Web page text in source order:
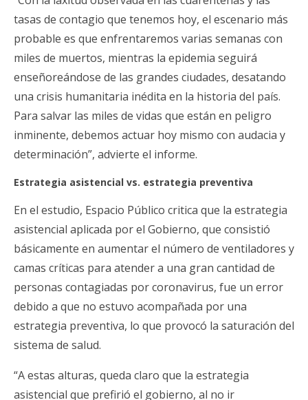
tasas de contagio que tenemos hoy, el escenario más
probable es que enfrentaremos varias semanas con
miles de muertos, mientras la epidemia seguirá
enseñoreándose de las grandes ciudades, desatando
una crisis humanitaria inédita en la historia del país.
Para salvar las miles de vidas que están en peligro
inminente, debemos actuar hoy mismo con audacia y
determinación”, advierte el informe.
Estrategia asistencial vs. estrategia preventiva
En el estudio, Espacio Público critica que la estrategia
asistencial aplicada por el Gobierno, que consistió
básicamente en aumentar el número de ventiladores y
camas críticas para atender a una gran cantidad de
personas contagiadas por coronavirus, fue un error
debido a que no estuvo acompañada por una
estrategia preventiva, lo que provocó la saturación del
sistema de salud.
“A estas alturas, queda claro que la estrategia
asistencial que prefirió el gobierno, al no ir